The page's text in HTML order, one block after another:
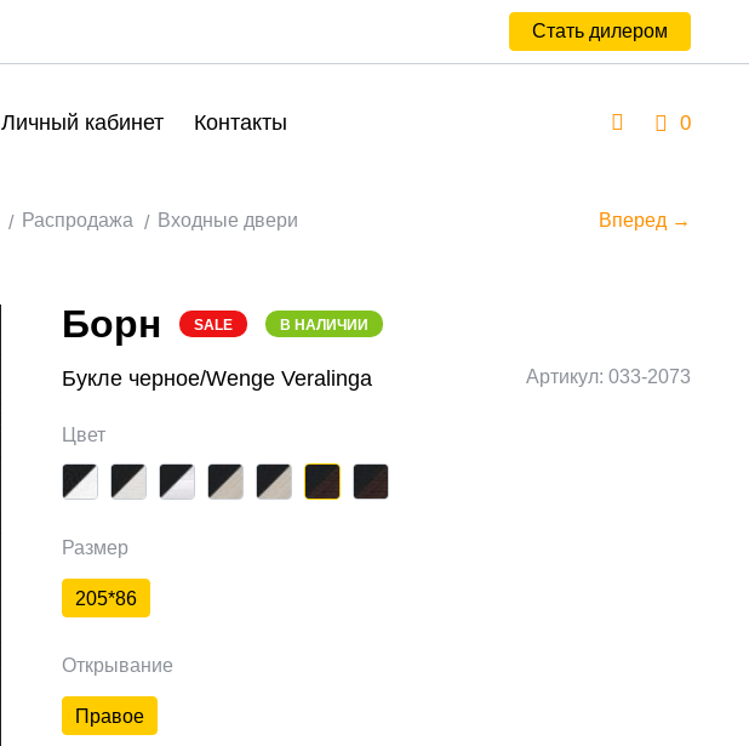
Стать дилером
Личный кабинет Контакты 0
Распродажа Входные двери Вперед →
Борн SALE В НАЛИЧИИ
Букле черное/Wenge Veralinga Артикул: 033-2073
Цвет
Размер
205*86
Открывание
Правое